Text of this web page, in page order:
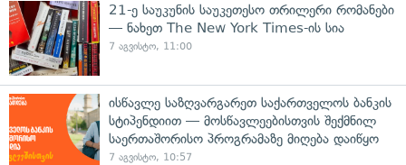
21-ე საუკუნის საუკეთესო თრილერი რომანები
— ნახეთ The New York Times-ის სია
7 აგვისტო, 11:00
ისწავლე საზღვარგარეთ საქართველოს ბანკის
სტიპენდიით — მოსწავლეებისთვის შექმნილ
საერთაშორისო პროგრამაზე მიღება დაიწყო
7 აგვისტო, 10:57